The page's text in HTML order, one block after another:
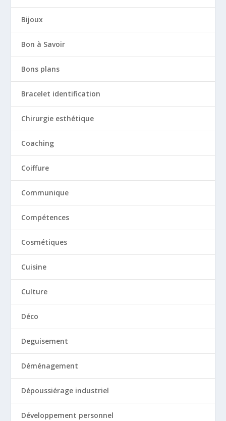
Bijoux
Bon à Savoir
Bons plans
Bracelet identification
Chirurgie esthétique
Coaching
Coiffure
Communique
Compétences
Cosmétiques
Cuisine
Culture
Déco
Deguisement
Déménagement
Dépoussiérage industriel
Développement personnel